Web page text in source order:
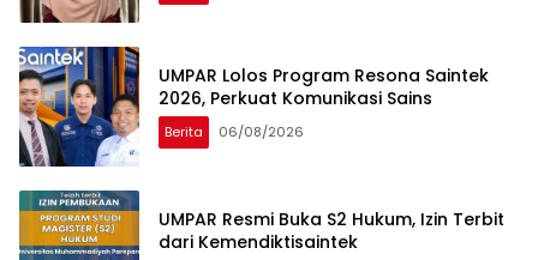
UMPAR Lolos Program Resona Saintek
2026, Perkuat Komunikasi Sains
Berita 06/08/2026
UMPAR Resmi Buka S2 Hukum, Izin Terbit
dari Kemendiktisaintek